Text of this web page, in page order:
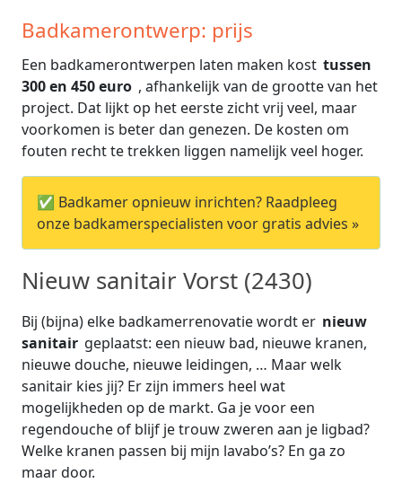
Badkamerontwerp: prijs
Een badkamerontwerpen laten maken kost tussen
300 en 450 euro , afhankelijk van de grootte van het
project. Dat lijkt op het eerste zicht vrij veel, maar
voorkomen is beter dan genezen. De kosten om
fouten recht te trekken liggen namelijk veel hoger.
✅ Badkamer opnieuw inrichten? Raadpleeg
onze badkamerspecialisten voor gratis advies »
Nieuw sanitair Vorst (2430)
Bij (bijna) elke badkamerrenovatie wordt er nieuw
sanitair geplaatst: een nieuw bad, nieuwe kranen,
nieuwe douche, nieuwe leidingen, … Maar welk
sanitair kies jij? Er zijn immers heel wat
mogelijkheden op de markt. Ga je voor een
regendouche of blijf je trouw zweren aan je ligbad?
Welke kranen passen bij mijn lavabo’s? En ga zo
maar door.